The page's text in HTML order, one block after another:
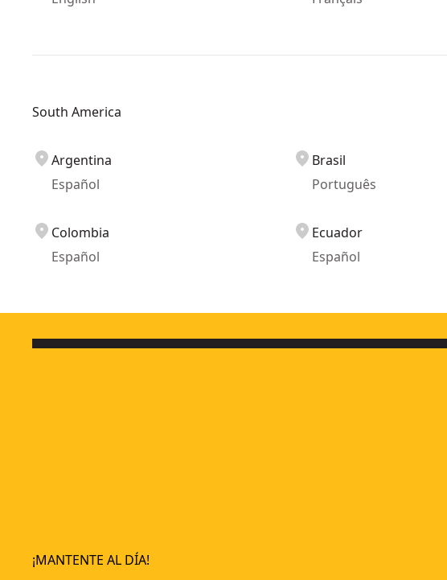
South America
Argentina
Español
Brasil
Português
Colombia
Español
Ecuador
Español
¡MANTENTE AL DÍA!